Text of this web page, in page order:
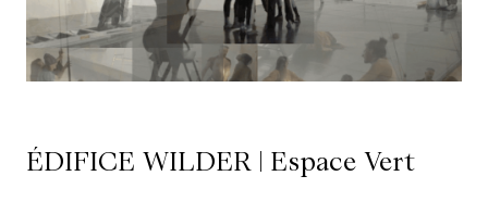
Ressources
ÉDIFICE WILDER | Espace Vert